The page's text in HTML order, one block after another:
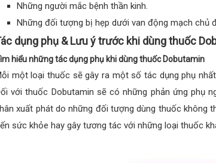
Những người mắc bệnh thần kinh.
Những đối tượng bị hẹp dưới van động mạch chủ
dụng phụ & Lưu ý trước khi dùng thuốc
hiểu những tác dụng phụ khi dùng thuốc Dobutamin
một loại thuốc sẽ gây ra một số tác dụng phụ
với thuốc Dobutamin sẽ có những phản ứng phụ
xuất phát do những đối tượng dùng thuốc không
sức khỏe hay gây tương tác với những loại thuốc